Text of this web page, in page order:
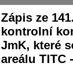
Zápis ze
kontrolní
JmK, které
areálu TITC